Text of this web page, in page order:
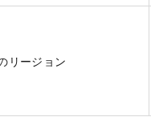
リージョン